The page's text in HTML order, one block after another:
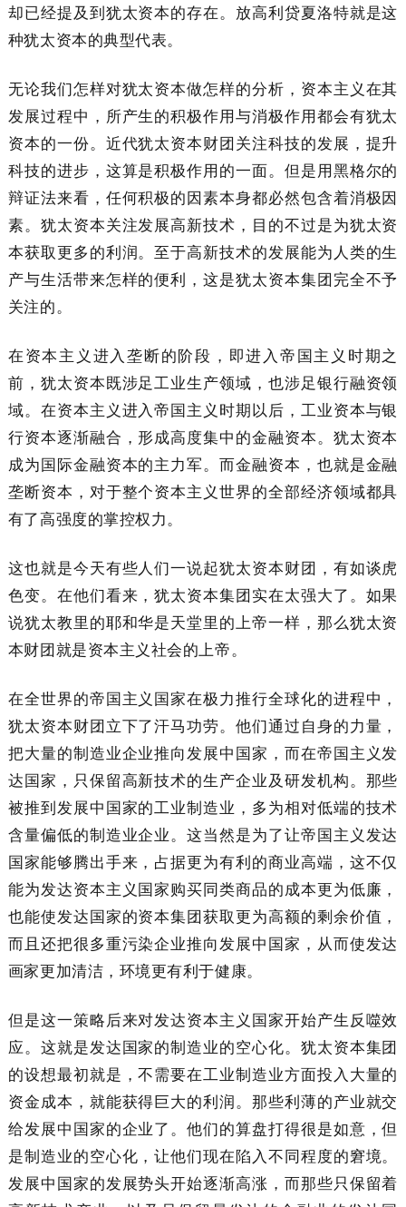
却已经提及到犹太资本的存在。放高利贷夏洛特就是这
种犹太资本的典型代表。
无论我们怎样对犹太资本做怎样的分析，资本主义在其
发展过程中，所产生的积极作用与消极作用都会有犹太
资本的一份。近代犹太资本财团关注科技的发展，提升
科技的进步，这算是积极作用的一面。但是用黑格尔的
辩证法来看，任何积极的因素本身都必然包含着消极因
素。犹太资本关注发展高新技术，目的不过是为犹太资
本获取更多的利润。至于高新技术的发展能为人类的生
产与生活带来怎样的便利，这是犹太资本集团完全不予
关注的。
在资本主义进入垄断的阶段，即进入帝国主义时期之
前，犹太资本既涉足工业生产领域，也涉足银行融资领
域。在资本主义进入帝国主义时期以后，工业资本与银
行资本逐渐融合，形成高度集中的金融资本。犹太资本
成为国际金融资本的主力军。而金融资本，也就是金融
垄断资本，对于整个资本主义世界的全部经济领域都具
有了高强度的掌控权力。
这也就是今天有些人们一说起犹太资本财团，有如谈虎
色变。在他们看来，犹太资本集团实在太强大了。如果
说犹太教里的耶和华是天堂里的上帝一样，那么犹太资
本财团就是资本主义社会的上帝。
在全世界的帝国主义国家在极力推行全球化的进程中，
犹太资本财团立下了汗马功劳。他们通过自身的力量，
把大量的制造业企业推向发展中国家，而在帝国主义发
达国家，只保留高新技术的生产企业及研发机构。那些
被推到发展中国家的工业制造业，多为相对低端的技术
含量偏低的制造业企业。这当然是为了让帝国主义发达
国家能够腾出手来，占据更为有利的商业高端，这不仅
能为发达资本主义国家购买同类商品的成本更为低廉，
也能使发达国家的资本集团获取更为高额的剩余价值，
而且还把很多重污染企业推向发展中国家，从而使发达
画家更加清洁，环境更有利于健康。
但是这一策略后来对发达资本主义国家开始产生反噬效
应。这就是发达国家的制造业的空心化。犹太资本集团
的设想最初就是，不需要在工业制造业方面投入大量的
资金成本，就能获得巨大的利润。那些利薄的产业就交
给发展中国家的企业了。他们的算盘打得很是如意，但
是制造业的空心化，让他们现在陷入不同程度的窘境。
发展中国家的发展势头开始逐渐高涨，而那些只保留着